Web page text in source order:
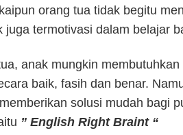
orang tua tidak begitu
termotivasi dalam belajar
anak mungkin
baik, fasih dan benar.
memberikan solusi mudah bagi
” English Right Braint “